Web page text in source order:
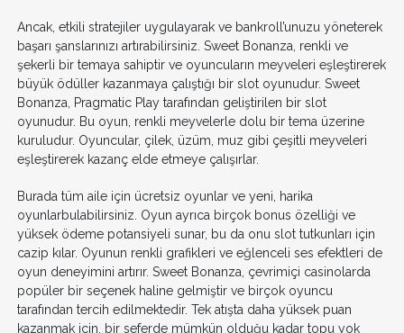
Ancak, etkili stratejiler uygulayarak ve bankroll’unuzu yöneterek
başarı şanslarınızı artırabilirsiniz. Sweet Bonanza, renkli ve
şekerli bir temaya sahiptir ve oyuncuların meyveleri eşleştirerek
büyük ödüller kazanmaya çalıştığı bir slot oyunudur. Sweet
Bonanza, Pragmatic Play tarafından geliştirilen bir slot
oyunudur. Bu oyun, renkli meyvelerle dolu bir tema üzerine
kuruludur. Oyuncular, çilek, üzüm, muz gibi çeşitli meyveleri
eşleştirerek kazanç elde etmeye çalışırlar.
Burada tüm aile için ücretsiz oyunlar ve yeni, harika
oyunlarbulabilirsiniz. Oyun ayrıca birçok bonus özelliği ve
yüksek ödeme potansiyeli sunar, bu da onu slot tutkunları için
cazip kılar. Oyunun renkli grafikleri ve eğlenceli ses efektleri de
oyun deneyimini artırır. Sweet Bonanza, çevrimiçi casinolarda
popüler bir seçenek haline gelmiştir ve birçok oyuncu
tarafından tercih edilmektedir. Tek atışta daha yüksek puan
kazanmak için, bir seferde mümkün olduğu kadar topu yok